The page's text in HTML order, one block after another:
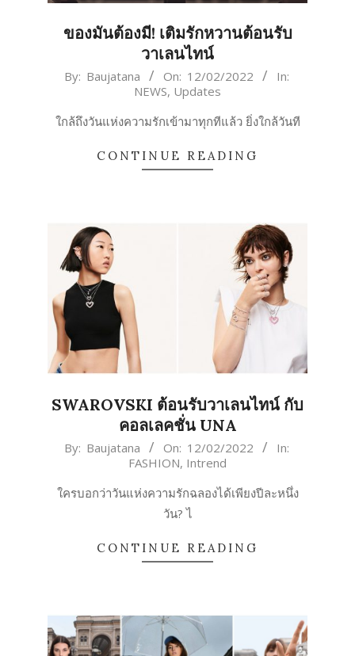
ของมันต้องมี! เติมรักหวานต้อนรับ
วาเลนไทน์
2022-
12
By: Baujatana On: 12/02/2022
In:
NEWS, Updates
ใกล้ถึงวันแห่งความรักเข้ามาทุกทีแล้ว ยิ่งใกล้วันที
CONTINUE READING
SWAROVSKI ต้อนรับวาเลนไทน์ กับ
คอลเลคชั่น UNA
2022-
12
By: Baujatana On: 12/02/2022
In:
FASHION, Intrend
ใครบอกว่าวันแห่งความรักฉลองได้เพียงปีละหนึ่ง
วัน? ไ
CONTINUE READING